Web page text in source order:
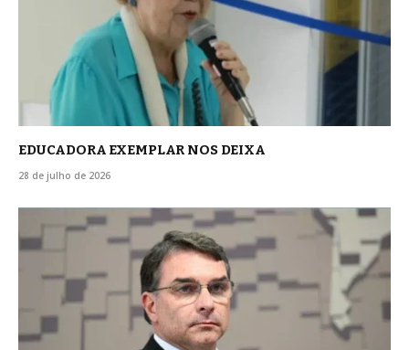
EDUCADORA EXEMPLAR NOS DEIXA
28 de julho de 2026